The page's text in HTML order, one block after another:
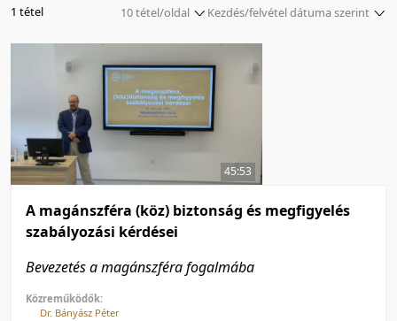
Kezdés/felvétel dátuma szerint
Relevancia szerint
Kezdés/felvétel dátuma szerint
Kezdés/felvétel dátuma szerint
Feltöltés dátuma szerint
Feltöltés dátuma szerint
Utolsó módosítás szerint
Utolsó módosítás szerint
1 tétel
10 tétel/oldal
5 tétel/oldal
10 tétel/oldal
20 tétel/oldal
50 tétel/oldal
100 tétel/oldal
45:53
A magánszféra (köz) biztonság és megfigyelés
szabályozási kérdései
Bevezetés a magánszféra fogalmába
Közreműködők:
Dr. Bányász Péter